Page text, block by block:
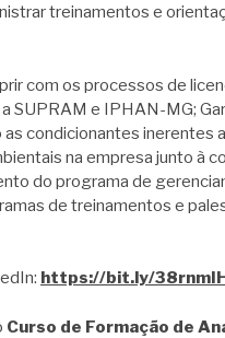
treinamentos e
com os processos de
SUPRAM e IPHAN-MG;
condicionantes inerentes
na empresa junto à
do programa de
de treinamentos e
https://bit.ly/38rnmIH
Curso de Formação de